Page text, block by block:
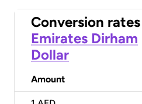
Conversion rates
Emirates Dirham
Dollar
Amount